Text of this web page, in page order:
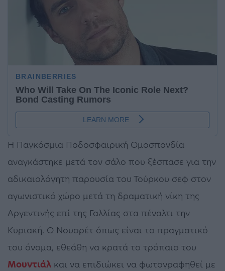
Η Παγκόσμια Ποδοσφαιρική Ομοσπονδία
αναγκάστηκε μετά τον σάλο που ξέσπασε για την
αδικαιολόγητη παρουσία του Τούρκου σεφ στον
αγωνιστικό χώρο μετά τη δραματική νίκη της
Αργεντινής επί της Γαλλίας στα πέναλτι την
Κυριακή. Ο Νουσρέτ όπως είναι το πραγματικό
του όνομα, εθεάθη να κρατά το τρόπαιο του
Μουντιάλ και να επιδιώκει να φωτογραφηθεί με